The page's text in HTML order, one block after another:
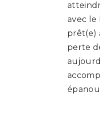
avec le
prêt(e)
perte